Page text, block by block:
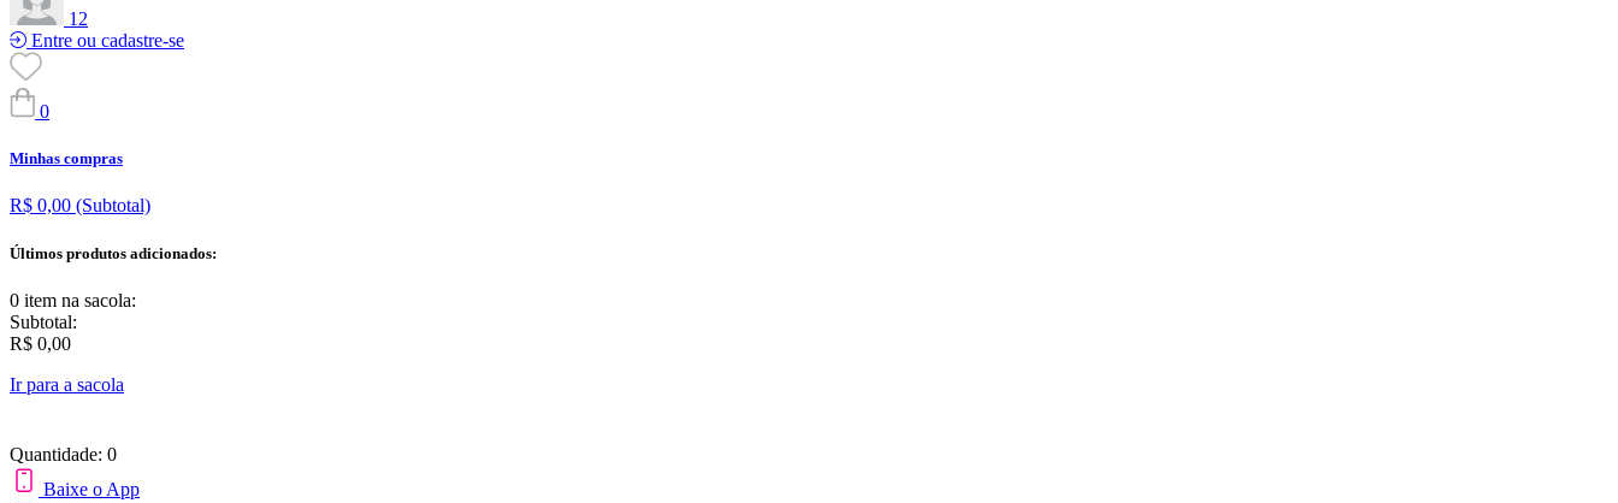
12
Entre ou cadastre-se
0
Minhas compras
R$ 0,00 (Subtotal)
Últimos produtos adicionados:
0 item na sacola:
Subtotal:
R$ 0,00
Ir para a sacola
Quantidade: 0
Baixe o App